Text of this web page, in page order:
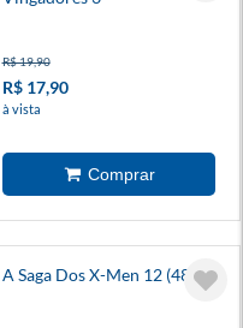
R$ 19,90
R$ 17,90
à vista
A Saga Dos X-Men 12 (48)